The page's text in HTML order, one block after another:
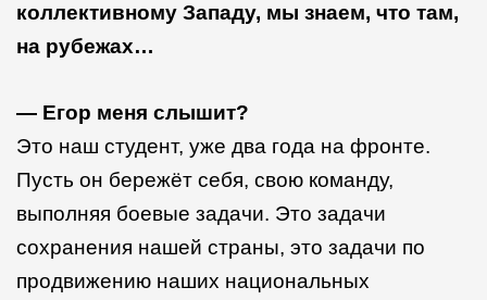
коллективному Западу, мы знаем, что там,
на рубежах…
— Егор меня слышит?
Это наш студент, уже два года на фронте.
Пусть он бережёт себя, свою команду,
выполняя боевые задачи. Это задачи
сохранения нашей страны, это задачи по
продвижению наших национальных